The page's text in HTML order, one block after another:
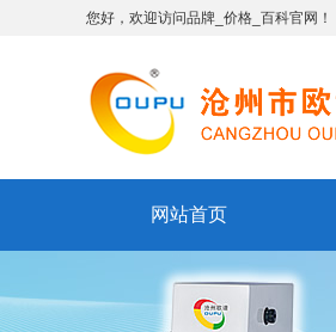
您好，欢迎访问品牌_价格_百科官网！
网站首页